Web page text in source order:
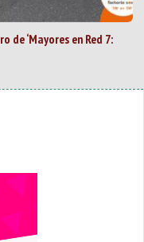
de ‘Mayores en Red 7: